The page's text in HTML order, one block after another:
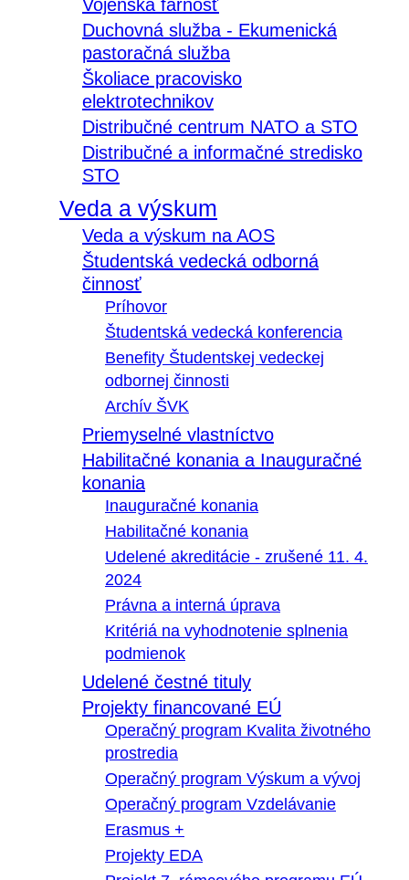
Vojenská farnosť
Duchovná služba - Ekumenická
pastoračná služba
Školiace pracovisko
elektrotechnikov
Distribučné centrum NATO a STO
Distribučné a informačné stredisko
STO
Veda a výskum
Veda a výskum na AOS
Študentská vedecká odborná
činnosť
Príhovor
Študentská vedecká konferencia
Benefity Študentskej vedeckej
odbornej činnosti
Archív ŠVK
Priemyselné vlastníctvo
Habilitačné konania a Inauguračné
konania
Inauguračné konania
Habilitačné konania
Udelené akreditácie - zrušené 11. 4.
2024
Právna a interná úprava
Kritériá na vyhodnotenie splnenia
podmienok
Udelené čestné tituly
Projekty financované EÚ
Operačný program Kvalita životného
prostredia
Operačný program Výskum a vývoj
Operačný program Vzdelávanie
Erasmus +
Projekty EDA